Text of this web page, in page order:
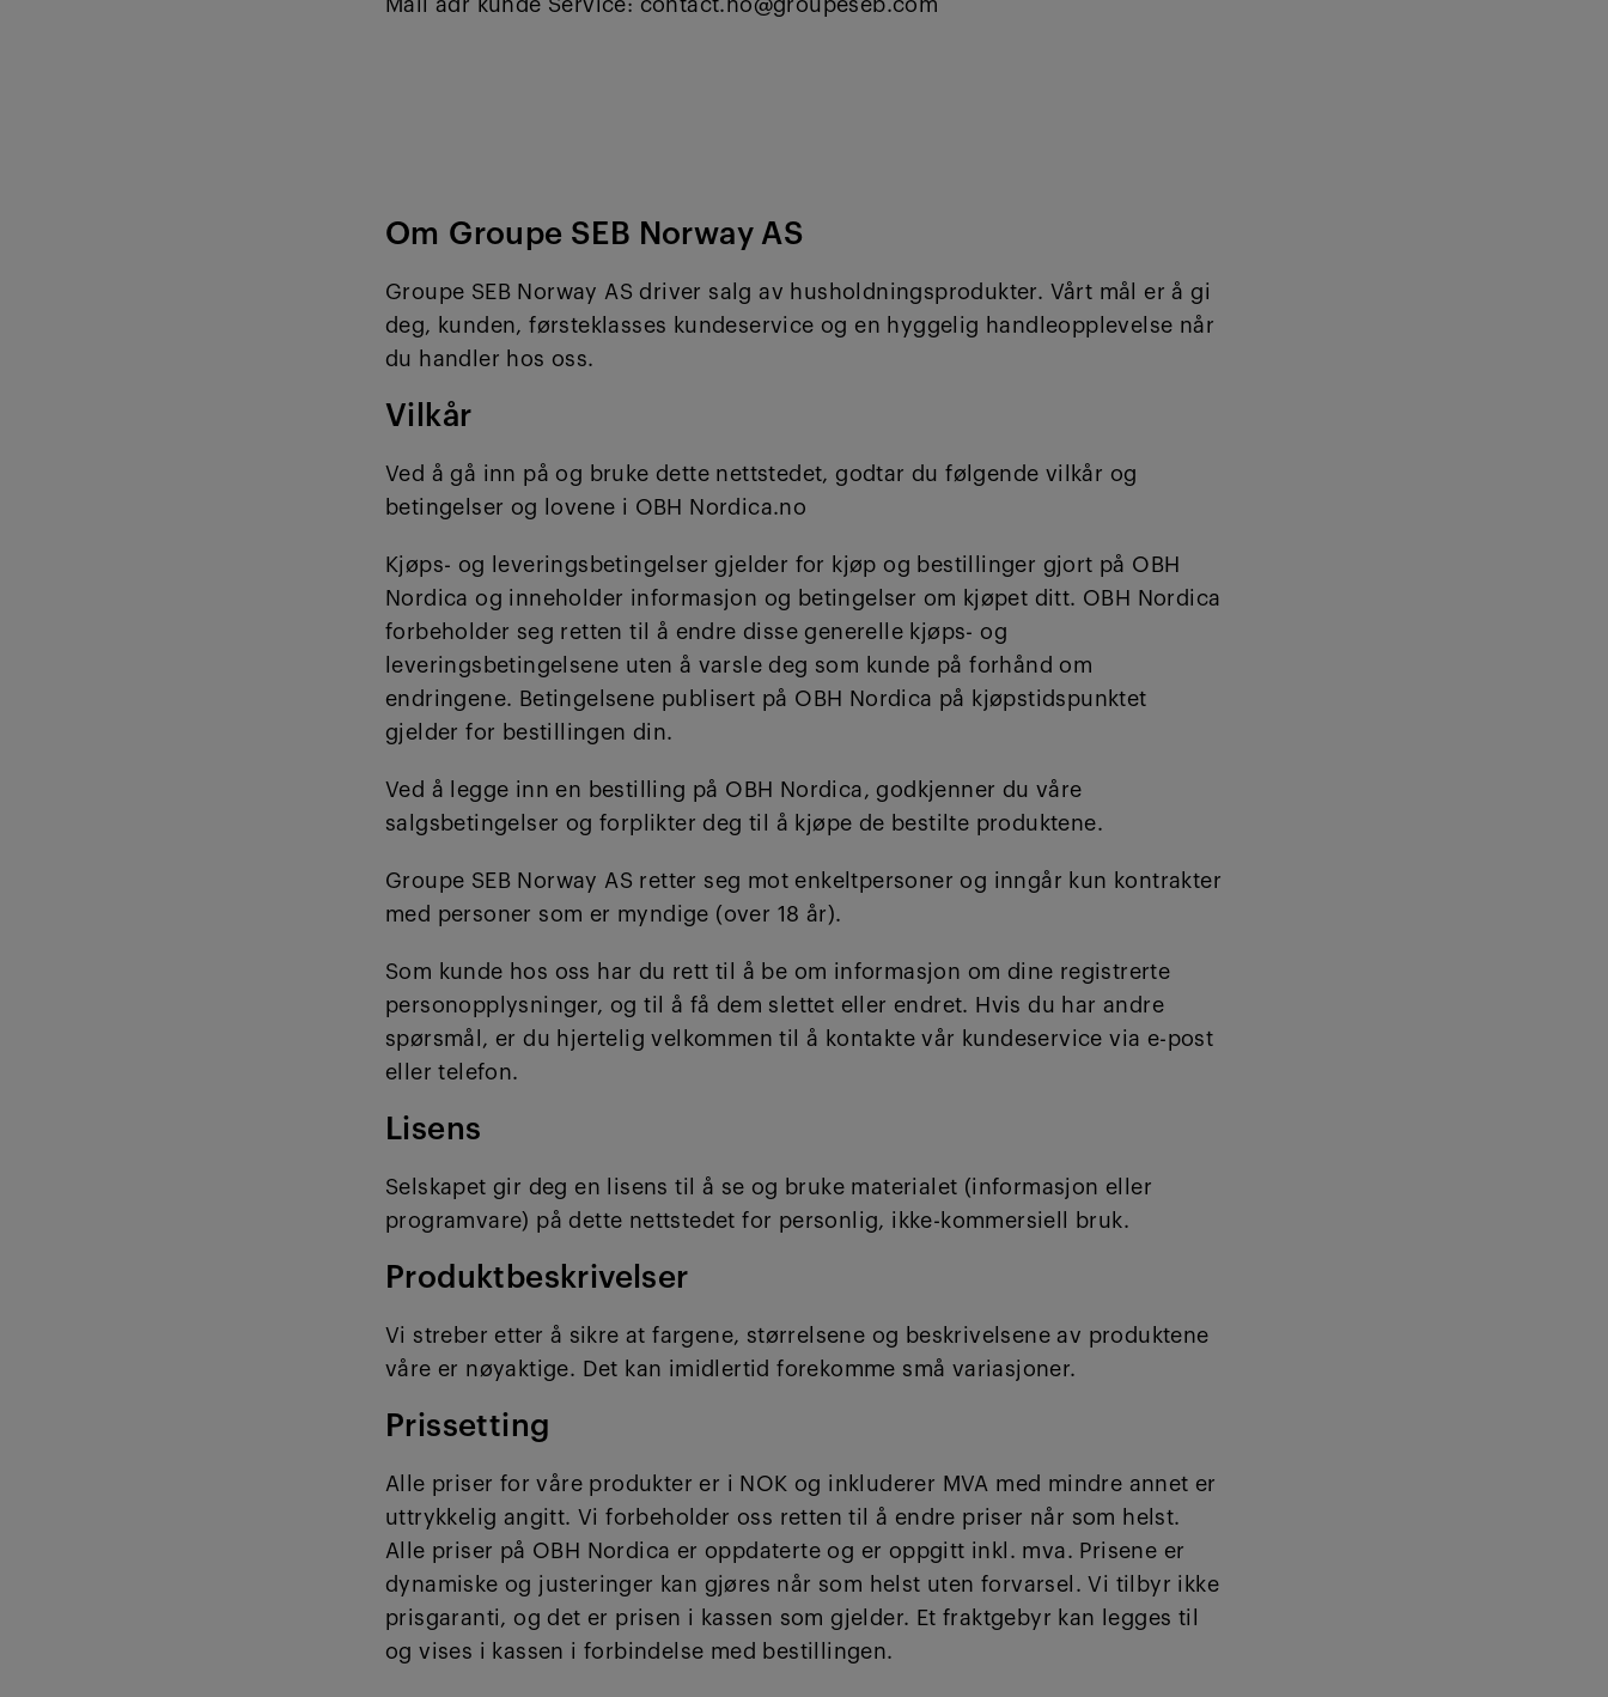
Mail adr kunde Service: contact.no@groupeseb.com
Om Groupe SEB Norway AS
Groupe SEB Norway AS driver salg av husholdningsprodukter. Vårt mål er å gi
deg, kunden, førsteklasses kundeservice og en hyggelig handleopplevelse når
du handler hos oss.
Vilkår
Ved å gå inn på og bruke dette nettstedet, godtar du følgende vilkår og
betingelser og lovene i OBH Nordica.no
Kjøps- og leveringsbetingelser gjelder for kjøp og bestillinger gjort på OBH
Nordica og inneholder informasjon og betingelser om kjøpet ditt. OBH Nordica
forbeholder seg retten til å endre disse generelle kjøps- og
leveringsbetingelsene uten å varsle deg som kunde på forhånd om
endringene. Betingelsene publisert på OBH Nordica på kjøpstidspunktet
gjelder for bestillingen din.
Ved å legge inn en bestilling på OBH Nordica, godkjenner du våre
salgsbetingelser og forplikter deg til å kjøpe de bestilte produktene.
Groupe SEB Norway AS retter seg mot enkeltpersoner og inngår kun kontrakter
med personer som er myndige (over 18 år).
Som kunde hos oss har du rett til å be om informasjon om dine registrerte
personopplysninger, og til å få dem slettet eller endret. Hvis du har andre
spørsmål, er du hjertelig velkommen til å kontakte vår kundeservice via e-post
eller telefon.
Lisens
Selskapet gir deg en lisens til å se og bruke materialet (informasjon eller
programvare) på dette nettstedet for personlig, ikke-kommersiell bruk.
Produktbeskrivelser
Vi streber etter å sikre at fargene, størrelsene og beskrivelsene av produktene
våre er nøyaktige. Det kan imidlertid forekomme små variasjoner.
Prissetting
Alle priser for våre produkter er i NOK og inkluderer MVA med mindre annet er
uttrykkelig angitt. Vi forbeholder oss retten til å endre priser når som helst.
Alle priser på OBH Nordica er oppdaterte og er oppgitt inkl. mva. Prisene er
dynamiske og justeringer kan gjøres når som helst uten forvarsel. Vi tilbyr ikke
prisgaranti, og det er prisen i kassen som gjelder. Et fraktgebyr kan legges til
og vises i kassen i forbindelse med bestillingen.